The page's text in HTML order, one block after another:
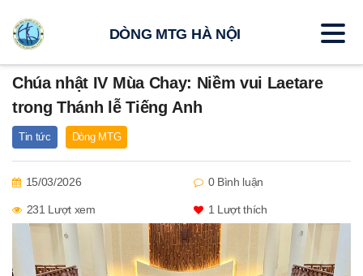
Chúa nhật IV Mùa Chay: Niềm vui Laetare
trong Thánh lễ Tiếng Anh
Tin tức Dòng MTG
15/03/2026 0 Bình luận
231 Lượt xem 1 Lượt thích
DÒNG MTG HÀ NỘI